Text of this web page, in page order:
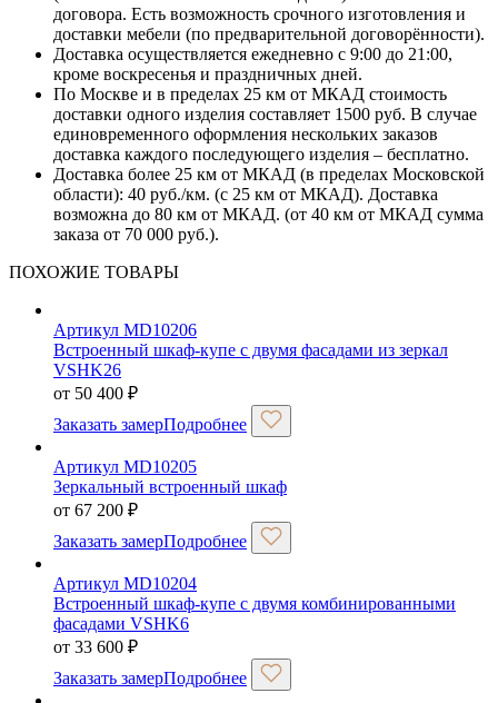
договора. Есть возможность срочного изготовления и
доставки мебели (по предварительной договорённости).
Доставка осуществляется ежедневно с 9:00 до 21:00,
кроме воскресенья и праздничных дней.
По Москве и в пределах 25 км от МКАД стоимость
доставки одного изделия составляет 1500 руб. В случае
единовременного оформления нескольких заказов
доставка каждого последующего изделия – бесплатно.
Доставка более 25 км от МКАД (в пределах Московской
области): 40 руб./км. (с 25 км от МКАД). Доставка
возможна до 80 км от МКАД. (от 40 км от МКАД сумма
заказа от 70 000 руб.).
ПОХОЖИЕ ТОВАРЫ
Артикул MD10206
Встроенный шкаф-купе с двумя фасадами из зеркал
VSHK26
от 50 400 ₽
Заказать замерПодробнее
Артикул MD10205
Зеркальный встроенный шкаф
от 67 200 ₽
Заказать замерПодробнее
Артикул MD10204
Встроенный шкаф-купе с двумя комбинированными
фасадами VSHK6
от 33 600 ₽
Заказать замерПодробнее